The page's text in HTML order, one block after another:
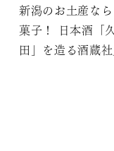
新潟のお土産な
菓子！ 日本酒「
田」を造る酒蔵社